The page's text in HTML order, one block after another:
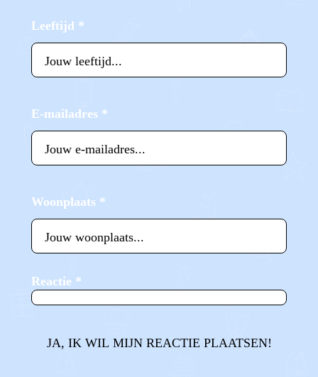
Leeftijd *
E-mailadres *
Woonplaats *
Reactie *
JA, IK WIL MIJN REACTIE PLAATSEN!